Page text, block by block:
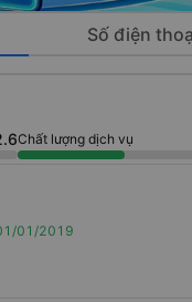
Số điện
Chất lượng dịch vụ
01/2019